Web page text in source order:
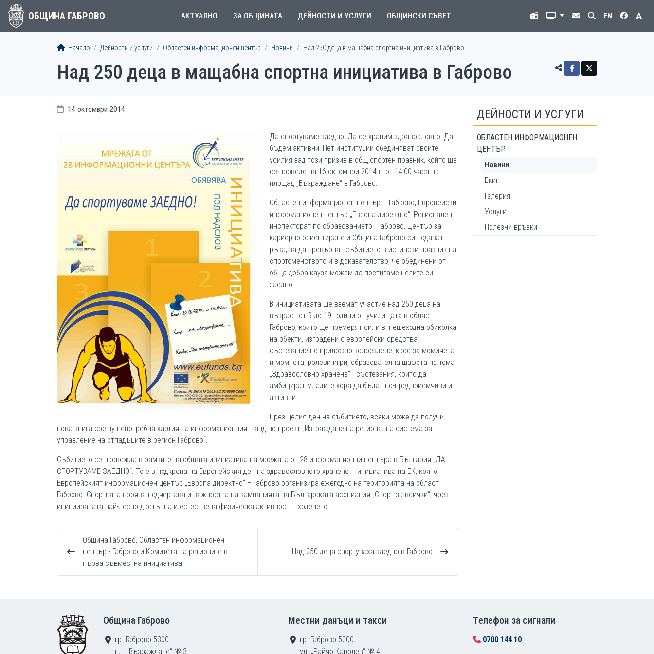
ОБЩИНА ГАБРОВО АКТУАЛНО ЗА ОБЩИНАТА ДЕЙНОСТИ И УСЛУГИ ОБЩИНСКИ СЪВЕТ EN
Начало Дейности и услуги Областен информационен център Новини Над 250 деца в мащабна спортна инициатива в Габрово
Над 250 деца в мащабна спортна инициатива в Габрово
14 октомври 2014
Да спортуваме заедно! Да се храним здравословно! Да
бъдем активни! Пет институции обединяват своите
усилия зад този призив в общ спортен празник, който ще
се проведе на 16 октомври 2014 г. от 14:00 часа на
площад „Възраждане“ в Габрово.
Областен информационен център – Габрово, Европейски
информационен център „Европа директно“, Регионален
инспекторат по образованието - Габрово, Център за
кариерно ориентиране и Община Габрово си подават
ръка, за да превърнат събитието в истински празник на
спортсменството и в доказателство, че обединени от
обща добра кауза можем да постигаме целите си
заедно.
В инициативата ще вземат участие над 250 деца на
възраст от 9 до 19 години от училищата в област
Габрово, които ще премерят сили в: пешеходна обиколка
на обекти, изградени с европейски средства;
състезание по приложно колоездене; крос за момичета
и момчета; ролеви игри; образователна щафета на тема
„Здравословно хранене“ - състезания, които да
амбицират младите хора да бъдат по-предприемчиви и
активни.
През целия ден на събитието, всеки може да получи
нова книга срещу непотребна хартия на информационния щанд по проект „Изграждане на регионална система за
управление на отпадъците в регион Габрово“.
Събитието се провежда в рамките на общата инициатива на мрежата от 28 информационни центъра в България „ДА
СПОРТУВАМЕ ЗАЕДНО“. То е в подкрепа на Европейския ден на здравословното хранене – инициатива на ЕК, която
Европейският информационен център „Европа директно“ – Габрово организира ежегодно на територията на област
Габрово. Спортната проява подчертава и важността на кампанията на Българската асоциация „Спорт за всички“, чрез
инициираната най-лесно достъпна и естествена физическа активност – ходенето.
Община Габрово, Областен информационен
център - Габрово и Комитета на регионите в
първа съвместна инициатива
Над 250 деца спортуваха заедно в Габрово
ДЕЙНОСТИ И УСЛУГИ
ОБЛАСТЕН ИНФОРМАЦИОНЕН
ЦЕНТЪР
Новини
Екип
Галерия
Услуги
Полезни връзки
Община Габрово
гр. Габрово 5300
пл. „Възраждане“ № 3
Местни данъци и такси
гр. Габрово 5300
ул. „Райчо Каролев“ № 4
Tелефон за сигнали
0700 144 10